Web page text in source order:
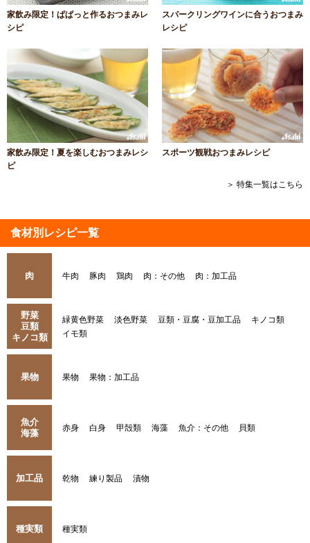
家飲み限定！ぱぱっと作るおつまみレ
シピ
スパークリングワインに合うおつまみ
レシピ
家飲み限定！夏を楽しむおつまみレシ
ピ
スポーツ観戦おつまみレシピ
＞ 特集一覧はこちら
食材別レシピ一覧
肉 牛肉 豚肉 鶏肉 肉：その他 肉：加工品
野菜
豆類
キノコ類
緑黄色野菜 淡色野菜 豆類・豆腐・豆加工品
キノコ類
イモ類
果物 果物 果物：加工品
魚介
海藻
赤身 白身 甲殻類 海藻 魚介：その他 貝類
加工品 乾物 練り製品 漬物
種実類 種実類